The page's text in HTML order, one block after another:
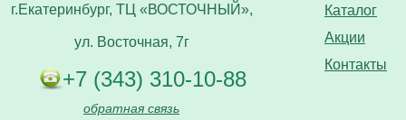
Каталог
Акции
Контакты
г.Екатеринбург, ТЦ «ВОСТОЧНЫЙ»,
ул. Восточная, 7г
+7 (343) 310-10-88
обратная связь